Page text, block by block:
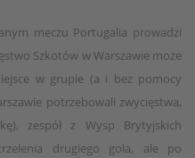
meczu Portugalia prowadzi
Szkotów w Warszawie może
w grupie (a i bez pomocy
potrzebowali zwycięstwa,
zespół z Wysp Brytyjskich
drugiego gola, ale po